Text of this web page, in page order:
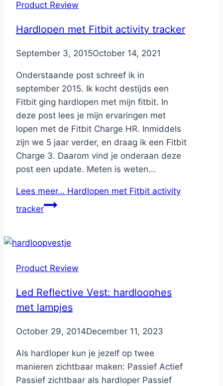
Product Review
Hardlopen met Fitbit activity tracker
ByNicole
September 3, 2015October 14, 2021
Onderstaande post schreef ik in
september 2015. Ik kocht destijds een
Fitbit ging hardlopen met mijn fitbit. In
deze post lees je mijn ervaringen met
lopen met de Fitbit Charge HR. Inmiddels
zijn we 5 jaar verder, en draag ik een Fitbit
Charge 3. Daarom vind je onderaan deze
post een update. Meten is weten...
Lees meer… Hardlopen met Fitbit activity
tracker
Product Review
Led Reflective Vest: hardloophes
met lampjes
ByNicole
October 29, 2014December 11, 2023
Als hardloper kun je jezelf op twee
manieren zichtbaar maken: Passief Actief
Passief zichtbaar als hardloper Passief